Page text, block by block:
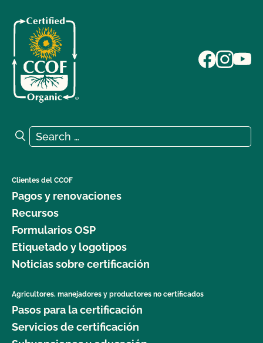
Search for:
Search
Clientes del CCOF
Pagos y renovaciones
Recursos
Formularios OSP
Etiquetado y logotipos
Noticias sobre certificación
Agricultores, manejadores y productores no certificados
Pasos para la certificación
Servicios de certificación